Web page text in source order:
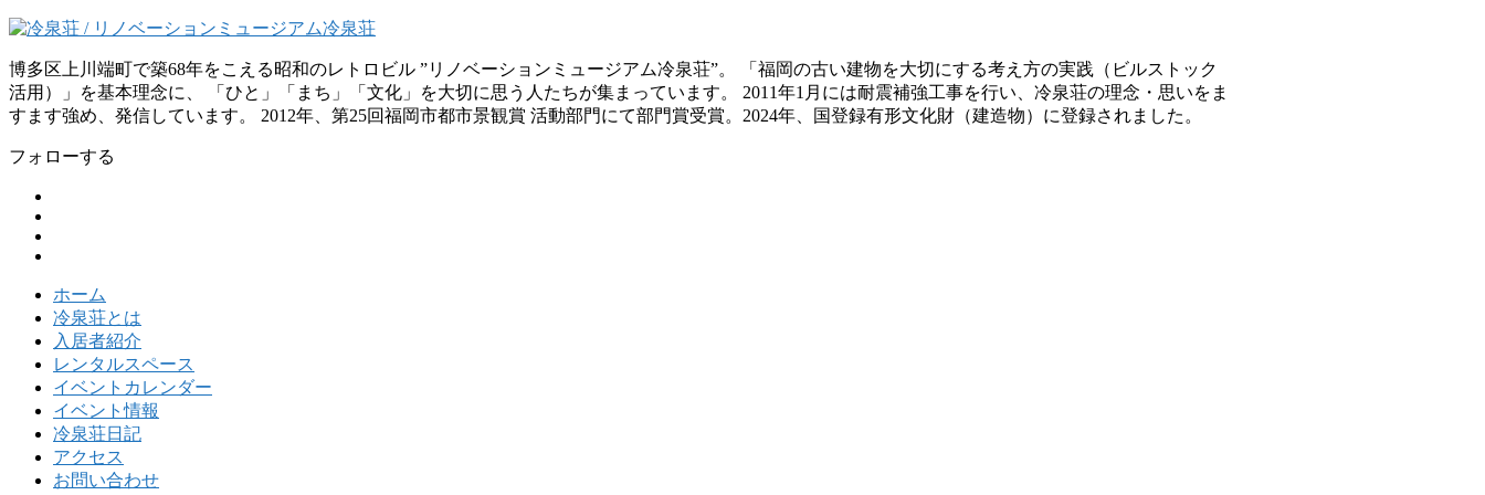
博多区上川端町で築68年をこえる昭和のレトロビル ”リノベーションミュージアム冷泉荘”。 「福岡の古い建物を大切にする考え方の実践（ビルストック
活用）」を基本理念に、 「ひと」「まち」「文化」を大切に思う人たちが集まっています。 2011年1月には耐震補強工事を行い、冷泉荘の理念・思いをま
すます強め、発信しています。 2012年、第25回福岡市都市景観賞 活動部門にて部門賞受賞。2024年、国登録有形文化財（建造物）に登録されました。
フォローする
ホーム
冷泉荘とは
入居者紹介
レンタルスペース
イベントカレンダー
イベント情報
冷泉荘日記
アクセス
お問い合わせ